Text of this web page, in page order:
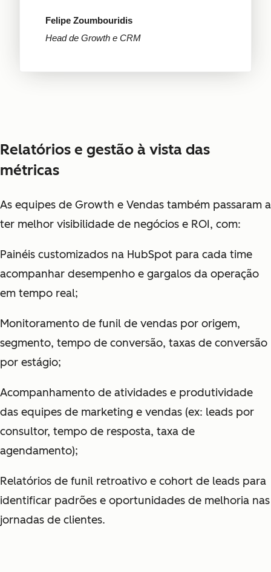
Felipe Zoumbouridis
Head de Growth e CRM
Relatórios e gestão à vista das
métricas
As equipes de Growth e Vendas também passaram a
ter melhor visibilidade de negócios e ROI, com:
Painéis customizados na HubSpot para cada time
acompanhar desempenho e gargalos da operação
em tempo real;
Monitoramento de funil de vendas por origem,
segmento, tempo de conversão, taxas de conversão
por estágio;
Acompanhamento de atividades e produtividade
das equipes de marketing e vendas (ex: leads por
consultor, tempo de resposta, taxa de
agendamento);
Relatórios de funil retroativo e cohort de leads para
identificar padrões e oportunidades de melhoria nas
jornadas de clientes.